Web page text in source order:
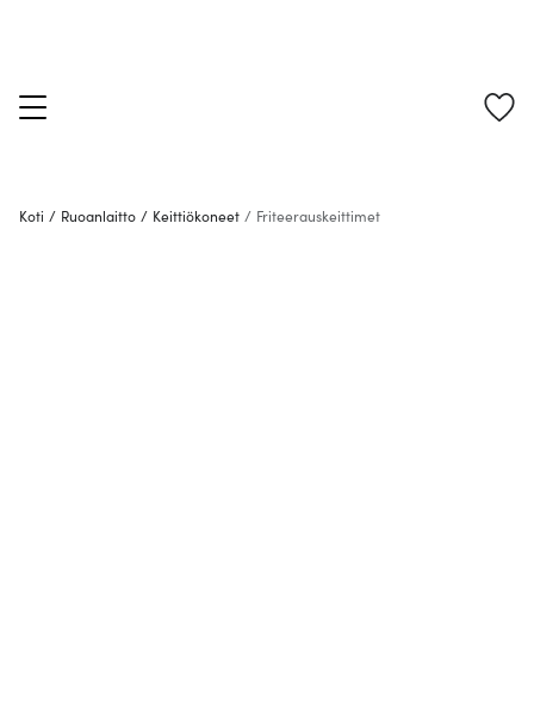
Koti / Ruoanlaitto / Keittiökoneet / Friteerauskeittimet